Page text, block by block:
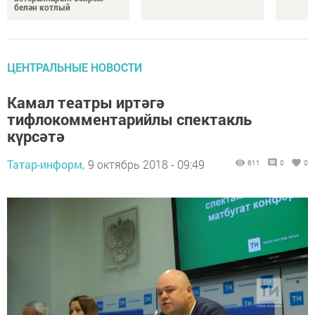
белән котлый
ЦЕНТРАЛЬНЫЕ НОВОСТИ
Камал театры иртәгә
тифлокомментарийлы спектакль
күрсәтә
Татар-информ, 9 октябрь 2018 - 09:49 611 0 0